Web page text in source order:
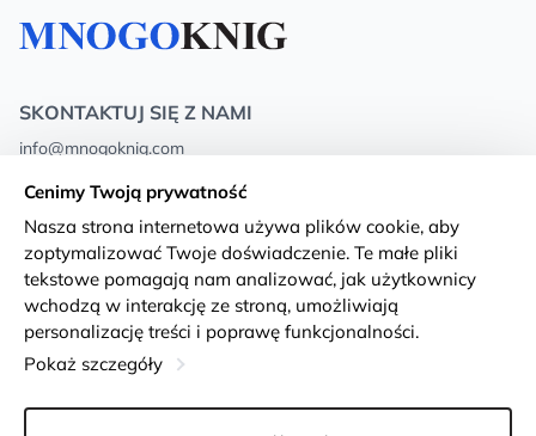
SKONTAKTUJ SIĘ Z NAMI
info@mnogoknig.com
Rīga, Augusta Deglava 69d, LV-1082
O nas
Sklepy
Dostawa i płatność
Karty lojalnościowe
Privacy Policy
Warunki i zasady
Returns
Cenimy Twoją prywatność
Nasza strona internetowa używa plików cookie, aby
zoptymalizować Twoje doświadczenie. Te małe pliki
tekstowe pomagają nam analizować, jak użytkownicy
wchodzą w interakcję ze stroną, umożliwiają
personalizację treści i poprawę funkcjonalności.
Pokaż szczegóły